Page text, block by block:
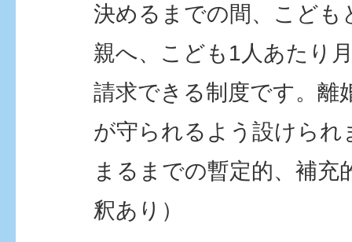
決めるまでの間、こども
親へ、こども1人あたり
請求できる制度です。離
が守られるよう設けられ
まるまでの暫定的、補充
釈あり）